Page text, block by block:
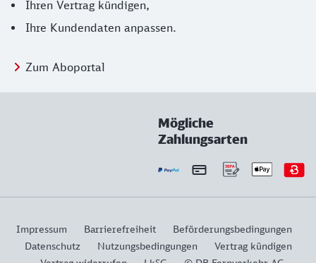
Ihren Vertrag kündigen,
Ihre Kundendaten anpassen.
Zum Aboportal
Mögliche
Zahlungsarten
Impressum Barrierefreiheit
Beförderungsbedingungen
Datenschutz
Nutzungsbedingungen
Vertrag kündigen